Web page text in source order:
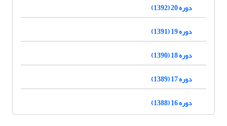
دوره 20 (1392)
دوره 19 (1391)
دوره 18 (1390)
دوره 17 (1389)
دوره 16 (1388)